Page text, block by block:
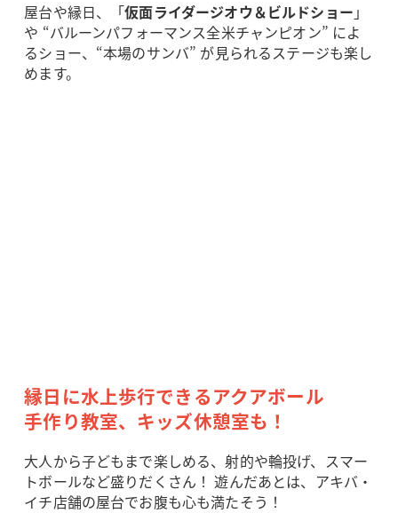
屋台や縁日、「仮面ライダージオウ＆ビルドショー 」
や “バルーンパフォーマンス全米チャンピオン” によ
るショー、“本場のサンバ” が見られるステージも楽し
めます。
縁日に水上歩行できるアクアボール
手作り教室、キッズ休憩室も！
大人から子どもまで楽しめる、射的や輪投げ、スマー
トボールなど盛りだくさん！ 遊んだあとは、アキバ・
イチ店舗の屋台でお腹も心も満たそう！